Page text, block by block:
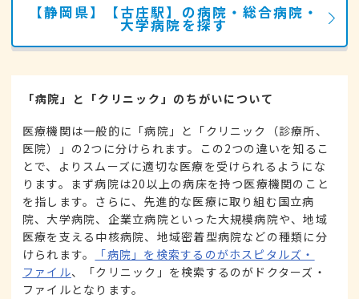
【静岡県】【古庄駅】の病院・総合病院・
大学病院を探す
「病院」と「クリニック」のちがいについて
医療機関は一般的に「病院」と「クリニック（診療所、
医院）」の2つに分けられます。この2つの違いを知るこ
とで、よりスムーズに適切な医療を受けられるようにな
ります。まず病院は20以上の病床を持つ医療機関のこと
を指します。さらに、先進的な医療に取り組む国立病
院、大学病院、企業立病院といった大規模病院や、地域
医療を支える中核病院、地域密着型病院などの種類に分
けられます。
「病院」を検索するのがホスピタルズ・
ファイル、「クリニック」を検索するのがドクターズ・
ファイルとなります。